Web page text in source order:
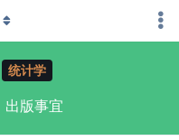
统计学
出版事宜